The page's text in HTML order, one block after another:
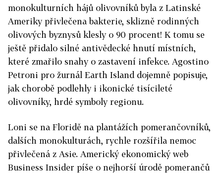
monokulturních hájů olivovníků byla z Latinské
Ameriky přivlečena bakterie, sklizně rodinných
olivových byznysů klesly o 90 procent! K tomu se
ještě přidalo silné antivědecké hnutí místních,
které zmařilo snahy o zastavení infekce. Agostino
Petroni pro žurnál Earth Island dojemně popisuje,
jak chorobě podlehly i ikonické tisícileté
olivovníky, hrdé symboly regionu.
Loni se na Floridě na plantážích pomerančovníků,
dalších monokulturách, rychle rozšířila nemoc
přivlečená z Asie. Americký ekonomický web
Business Insider píše o nejhorší úrodě pomerančů